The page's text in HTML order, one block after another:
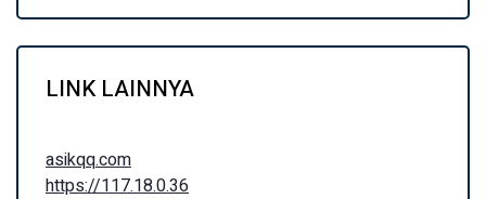
LINK LAINNYA
asikqq.com
https://117.18.0.36